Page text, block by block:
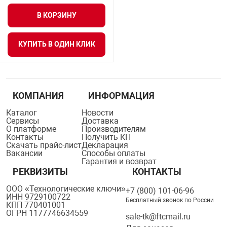
решения
установки
оборудование
Щиты
В КОРЗИНУ
КУПИТЬ В ОДИН КЛИК
КОМПАНИЯ
Каталог
Сервисы
О платформе
Контакты
Скачать прайс-лист
Вакансии
ИНФОРМАЦИЯ
Новости
Доставка
Производителям
Получить КП
Декларация
Способы оплаты
Гарантия и возврат
РЕКВИЗИТЫ
ООО «Технологические ключи»
ИНН 9729100722
КПП 770401001
ОГРН 1177746634559
КОНТАКТЫ
+7 (800) 101-06-96
Бесплатный звонок по России
sale-tk@ftcmail.ru